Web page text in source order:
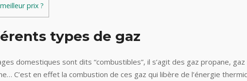
prix ?
types de gaz
domestiques sont dits “combustibles”, il s’agit des gaz propane, gaz
C’est en effet la combustion de ces gaz qui libère de l’énergie